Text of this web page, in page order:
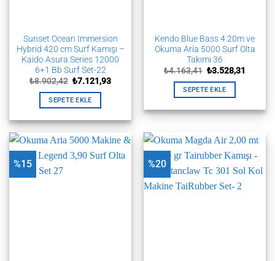
Sunset Ocean Immersion
Hybrid 420 cm Surf Kamışı –
Kaido Asura Series 12000
6+1 Bb Surf Set-22
₺8.902,42 Orijinal
₺8.902,42.
₺7.121,93Şu
SEPETE EKLE
Kendo Blue Bass 4.20m ve
Okuma Aria 5000 Surf Olta
Takımı 36
₺4.163,41 Orijinal
₺4.163,41.
₺3.528,31
SEPETE EKLE
%15 %20